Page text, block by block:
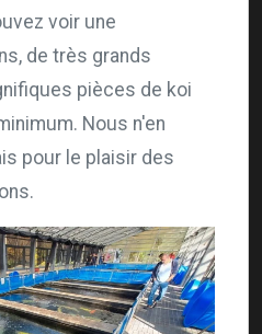
voir une
de très grands
pièces de koi
Nous n'en
pour le plaisir des